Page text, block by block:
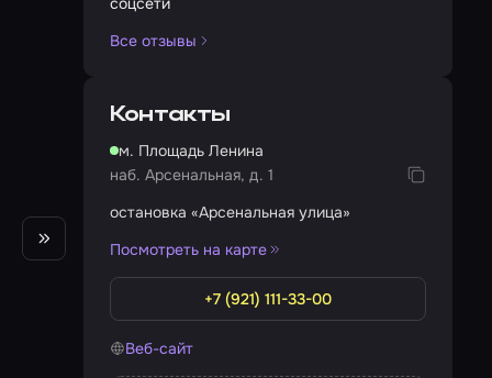
Все отзывы
Контакты
м. Площадь Ленина
наб. Арсенальная, д. 1
остановка «Арсенальная улица»
Посмотреть на карте
+7 (921) 111-33-00
Веб-сайт